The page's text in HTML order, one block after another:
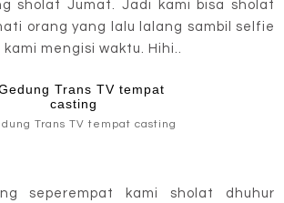
sholat Jumat. Jadi kami bisa sholat
orang yang lalu lalang sambil selfie
mengisi waktu. Hihi..
Trans TV tempat casting
seperempat kami sholat dhuhur